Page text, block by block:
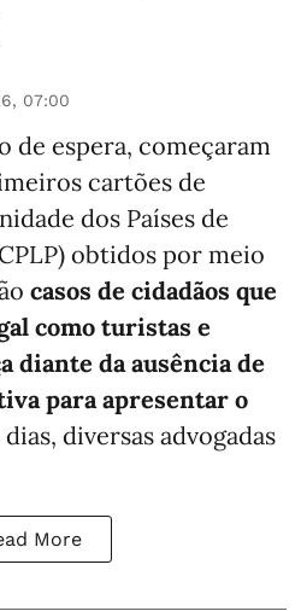
07:00
de espera, começaram
cartões de
dos Países de
obtidos por meio
casos de cidadãos que
como turistas e
diante da ausência de
para apresentar o
diversas advogadas
More